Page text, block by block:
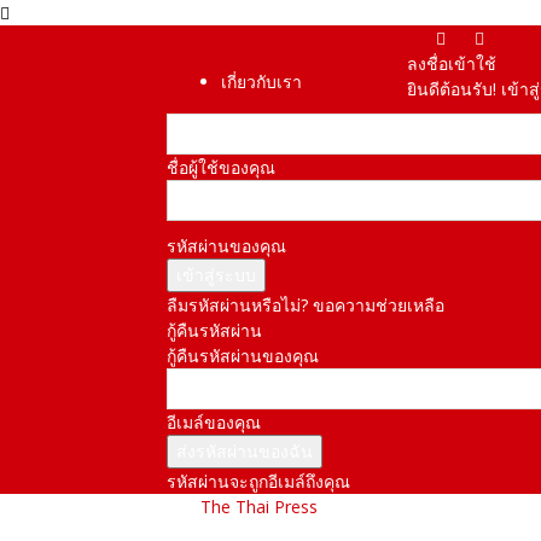
เกี่ยวกับเรา
ลงชื่อเข้าใช้
ยินดีต้อนรับ! เข้
ชื่อผู้ใช้ของคุณ
รหัสผ่านของคุณ
ลืมรหัสผ่านหรือไม่? ขอความช่วยเหลือ
กู้คืนรหัสผ่าน
กู้คืนรหัสผ่านของคุณ
อีเมล์ของคุณ
รหัสผ่านจะถูกอีเมล์ถึงคุณ
The Thai Press